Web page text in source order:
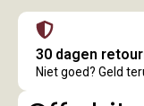
30 dagen
Niet goed? Geld